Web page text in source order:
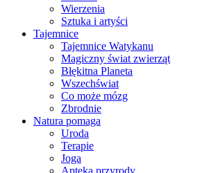
Wierzenia
Sztuka i artyści
Tajemnice
Tajemnice Watykanu
Magiczny świat zwierząt
Błękitna Planeta
Wszechświat
Co może mózg
Zbrodnie
Natura pomaga
Uroda
Terapie
Joga
Apteka przyrody